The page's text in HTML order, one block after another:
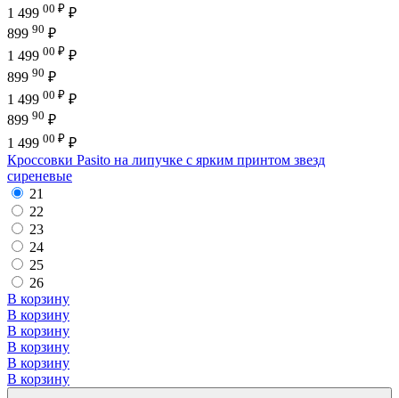
1 499 00 ₽ ₽
899 90 ₽
1 499 00 ₽ ₽
899 90 ₽
1 499 00 ₽ ₽
899 90 ₽
1 499 00 ₽ ₽
Кроссовки Pasito на липучке с ярким принтом звезд
сиреневые
21
22
23
24
25
26
В корзину
В корзину
В корзину
В корзину
В корзину
В корзину